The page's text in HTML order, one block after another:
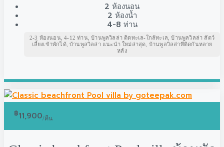
2 ห้องนอน
2 ห้องน้ำ
4-8 ท่าน
2-3 ห้องนอน, 4-12 ท่าน, บ้านพูลวิลล่า ติดทะเล-ใกล้ทะเล, บ้านพูลวิลล่า สัตว์
เลี้ยงเข้าพักได้, บ้านพูลวิลล่า แนะนำ ใหม่ล่าสุด, บ้านพูลวิลล่าที่ติดกันหลาย
หลัง
฿11,900/คืน